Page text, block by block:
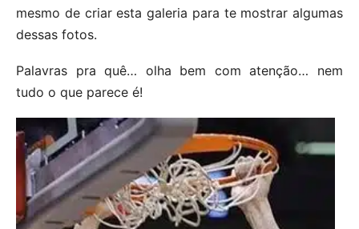
mesmo de criar esta galeria para te mostrar algumas
dessas fotos.
Palavras pra quê… olha bem com atenção… nem
tudo o que parece é!